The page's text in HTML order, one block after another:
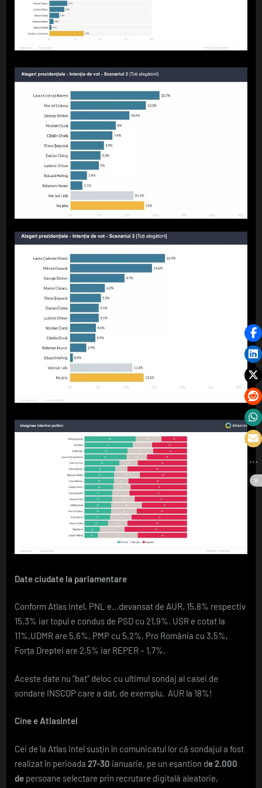
Date ciudate la parlamentare
Conform Atlas Intel, PNL e…devansat de AUR, 15,8% respectiv
15,3% iar topul e condus de PSD cu 21,9%. USR e cotat la
11%,UDMR are 5,6%, PMP cu 5,2%, Pro România cu 3,5%,
Forța Dreptei are 2,5% iar REPER – 1,7%.
Aceste date nu ”bat” deloc cu ultimul sondaj al casei de
sondare INSCOP care a dat, de exemplu, AUR la 18%!
Cine e AtlasIntel
Cei de la Atlas Intel susțin în comunicatul lor că sondajul a fost
realizat în perioada 27-30 ianuarie, pe un eșantion de 2.000
de persoane selectare prin recrutare digitală aleatorie,